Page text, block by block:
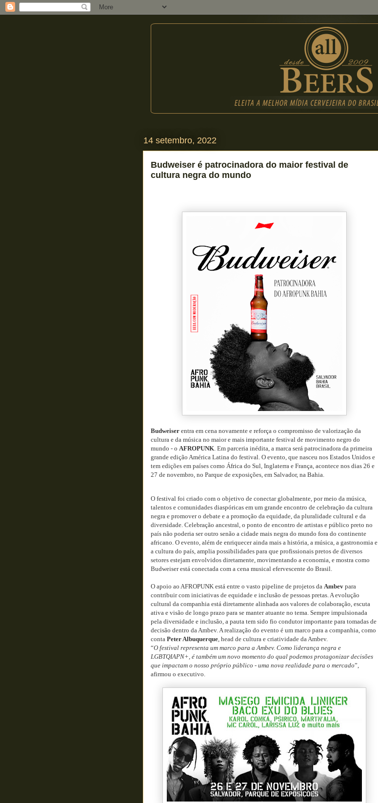
14 setembro, 2022
Budweiser é patrocinadora do maior festival de
cultura negra do mundo
Budweiser entra em cena novamente e reforça o compromisso de valorização da
cultura e da música no maior e mais importante festival de movimento negro do
mundo - o AFROPUNK. Em parceria inédita, a marca será patrocinadora da primeira
grande edição América Latina do festival. O evento, que nasceu nos Estados Unidos e
tem edições em países como África do Sul, Inglaterra e França, acontece nos dias 26 e
27 de novembro, no Parque de exposições, em Salvador, na Bahia.
O festival foi criado com o objetivo de conectar globalmente, por meio da música,
talentos e comunidades diaspóricas em um grande encontro de celebração da cultura
negra e promover o debate e a promoção da equidade, da pluralidade cultural e da
diversidade. Celebração ancestral, o ponto de encontro de artistas e público preto no
país não poderia ser outro senão a cidade mais negra do mundo fora do continente
africano. O evento, além de enriquecer ainda mais a história, a música, a gastronomia e
a cultura do país, amplia possibilidades para que profissionais pretos de diversos
setores estejam envolvidos diretamente, movimentando a economia, e mostra como
Budweiser está conectada com a cena musical efervescente do Brasil.
O apoio ao AFROPUNK está entre o vasto pipeline de projetos da Ambev para
contribuir com iniciativas de equidade e inclusão de pessoas pretas. A evolução
cultural da companhia está diretamente alinhada aos valores de colaboração, escuta
ativa e visão de longo prazo para se manter atuante no tema. Sempre impulsionada
pela diversidade e inclusão, a pauta tem sido fio condutor importante para tomadas de
decisão dentro da Ambev. A realização do evento é um marco para a companhia, como
conta Peter Albuquerque, head de cultura e criatividade da Ambev.
“O festival representa um marco para a Ambev. Como liderança negra e
LGBTQIAPN+, é também um novo momento do qual podemos protagonizar decisões
que impactam o nosso próprio público - uma nova realidade para o mercado”,
afirmou o executivo.